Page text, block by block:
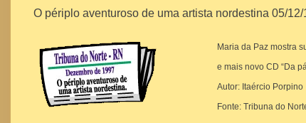
O périplo aventuroso de uma artista nordestina 05/
Maria da Paz mostra
e mais novo CD “Da
Autor: Itaércio Porpino
Fonte: Tribuna do